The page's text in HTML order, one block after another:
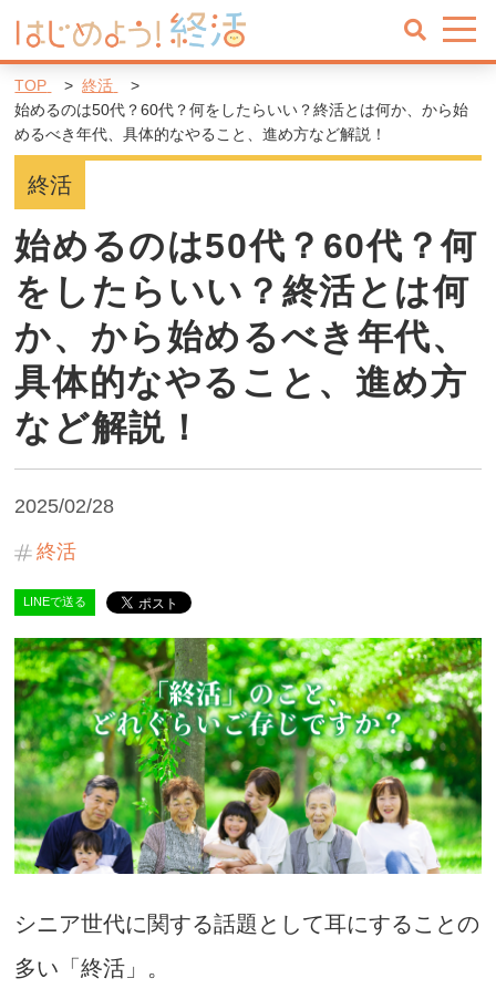
TOP
終活
始めるのは50代？60代？何をしたらいい？終活とは何か、から始
めるべき年代、具体的なやること、進め方など解説！
終活
始めるのは50代？60代？何
をしたらいい？終活とは何
か、から始めるべき年代、
具体的なやること、進め方
など解説！
2025/02/28
終活
LINEで送る
シニア世代に関する話題として耳にすることの
多い「終活」。